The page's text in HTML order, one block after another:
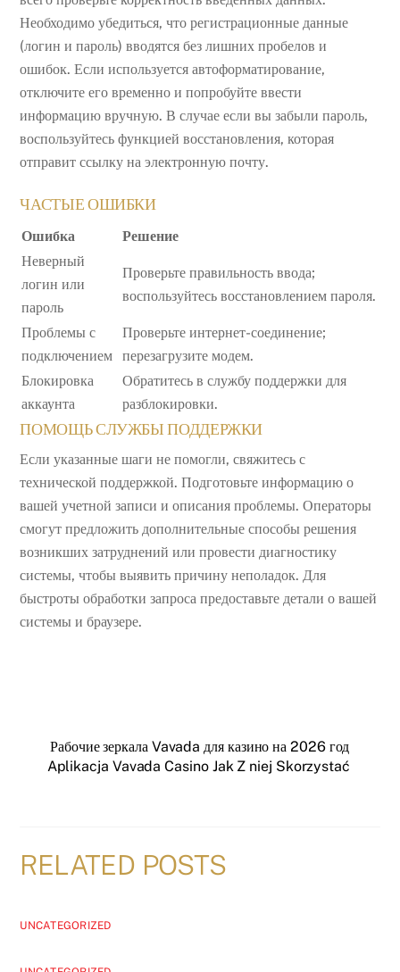
Необходимо убедиться, что регистрационные данные
(логин и пароль) вводятся без лишних пробелов и
ошибок. Если используется автоформатирование,
отключите его временно и попробуйте ввести
информацию вручную. В случае если вы забыли пароль,
воспользуйтесь функцией восстановления, которая
отправит ссылку на электронную почту.
ЧАСТЫЕ ОШИБКИ
Ошибка
Решение
Неверный
логин или
пароль
Проверьте правильность ввода;
воспользуйтесь восстановлением пароля.
Проблемы с
подключением
Проверьте интернет-соединение;
перезагрузите модем.
Блокировка
аккаунта
Обратитесь в службу поддержки для
разблокировки.
ПОМОЩЬ СЛУЖБЫ ПОДДЕРЖКИ
Если указанные шаги не помогли, свяжитесь с
технической поддержкой. Подготовьте информацию о
вашей учетной записи и описания проблемы. Операторы
смогут предложить дополнительные способы решения
возникших затруднений или провести диагностику
системы, чтобы выявить причину неполадок. Для
быстроты обработки запроса предоставьте детали о вашей
системы и браузере.
Рабочие зеркала Vavada для казино на 2026 год
Aplikacja Vavada Casino Jak Z niej Skorzystać
RELATED POSTS
UNCATEGORIZED